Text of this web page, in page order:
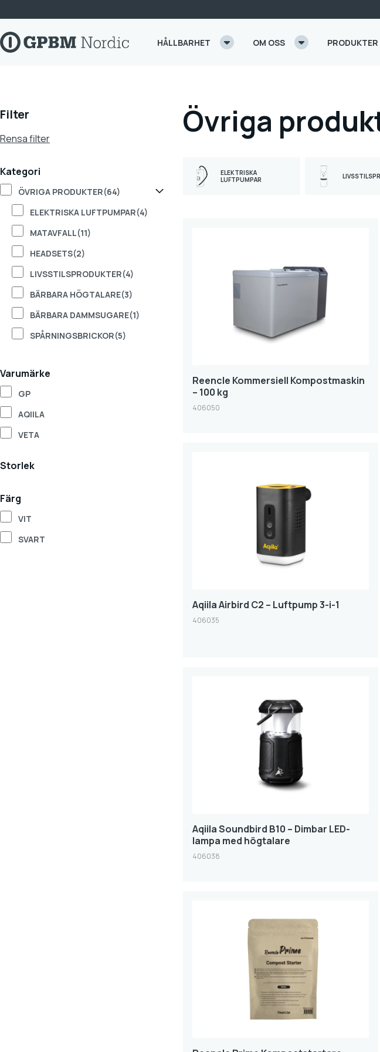
HÅLLBARHET OM OSS PRODUKTER
Filter
Rensa filter
Kategori
ÖVRIGA PRODUKTER(64)
ELEKTRISKA LUFTPUMPAR(4)
MATAVFALL(11)
HEADSETS(2)
LIVSSTILSPRODUKTER(4)
BÄRBARA HÖGTALARE(3)
BÄRBARA DAMMSUGARE(1)
SPÅRNINGSBRICKOR(5)
Varumärke
GP
AQIILA
VETA
Storlek
Färg
VIT
SVART
Övriga
ELEKTRISKA
LUFTPUMPAR
Reencle Kommersiell Kompostmaskin
– 100 kg
406050
Aqiila Airbird C2 – Luftpump 3-i-1
406035
Aqiila Soundbird B10 – Dimbar LED-
lampa med högtalare
406038